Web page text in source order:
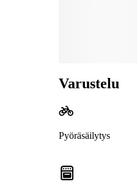
Varustelu
Pyöräsäilytys